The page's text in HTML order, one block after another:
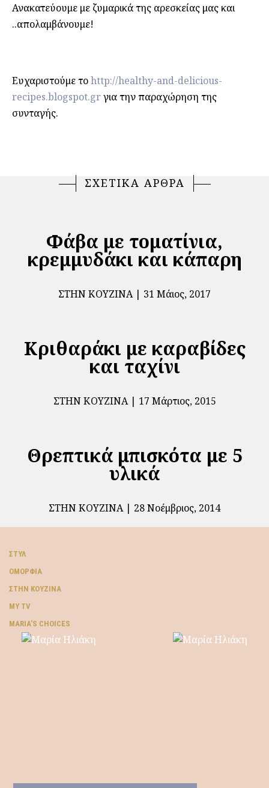
Ανακατεύουμε με ζυμαρικά της αρεσκείας μας και
..απολαμβάνουμε!
Ευχαριστούμε τοhttp://healthy-and-delicious-
recipes.blogspot.grγια την παραχώρηση της
συνταγής.
ΣΧΕΤΙΚΑ ΑΡΘΡΑ
Φάβα με τοματίνια,
κρεμμυδάκι και κάπαρη
ΣΤΗΝ ΚΟΥΖΊΝΑ 31 Μάιος, 2017
Κριθαράκι με καραβίδες
και ταχίνι
ΣΤΗΝ ΚΟΥΖΊΝΑ 17 Μάρτιος, 2015
Θρεπτικά μπισκότα με 5
υλικά
ΣΤΗΝ ΚΟΥΖΊΝΑ 28 Νοέμβριος, 2014
ΣΤΥΛ
ΟΜΟΡΦΙΆ
ΣΤΗΝ ΚΟΥΖΊΝΑ
MY TV
ΜARIA’S CHOICES